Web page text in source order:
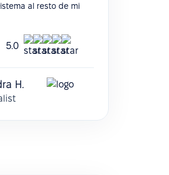
al resto de mi
5.0
H.